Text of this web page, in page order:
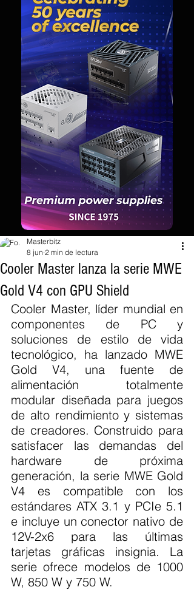
Cooler Master lanza la serie MWE
Gold V4 con GPU Shield
Masterbitz
8 jun 2 min de lectura
Cooler Master, líder mundial en
componentes de PC y
soluciones de estilo de vida
tecnológico, ha lanzado MWE
Gold V4, una fuente de
alimentación totalmente
modular diseñada para juegos
de alto rendimiento y sistemas
de creadores. Construido para
satisfacer las demandas del
hardware de próxima
generación, la serie MWE Gold
V4 es compatible con los
estándares ATX 3.1 y PCIe 5.1
e incluye un conector nativo de
12V-2x6 para las últimas
tarjetas gráficas insignia. La
serie ofrece modelos de 1000
W, 850 W y 750 W.